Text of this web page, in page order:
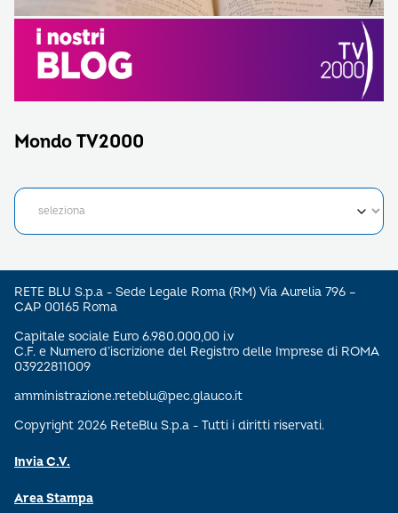
Mondo TV2000
RETE BLU S.p.a - Sede Legale Roma (RM) Via Aurelia 796 –
CAP 00165 Roma
Capitale sociale Euro 6.980.000,00 i.v
C.F. e Numero d’iscrizione del Registro delle Imprese di ROMA
03922811009
amministrazione.reteblu@pec.glauco.it
Copyright 2026 ReteBlu S.p.a - Tutti i diritti riservati.
Invia C.V.
Area Stampa